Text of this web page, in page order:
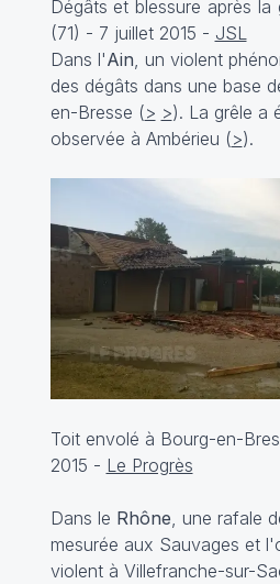
Dégâts et blessure après la
(71) - 7 juillet 2015 - JSL
Dans l'Ain , un violent
des dégâts dans une base
en-Bresse (> >). La grêle a
observée à Ambérieu (>).
Toit envolé à Bourg-en-
2015 - Le Progrès
Dans le Rhône , une rafale
mesurée aux Sauvages et
violent à Villefranche-sur-